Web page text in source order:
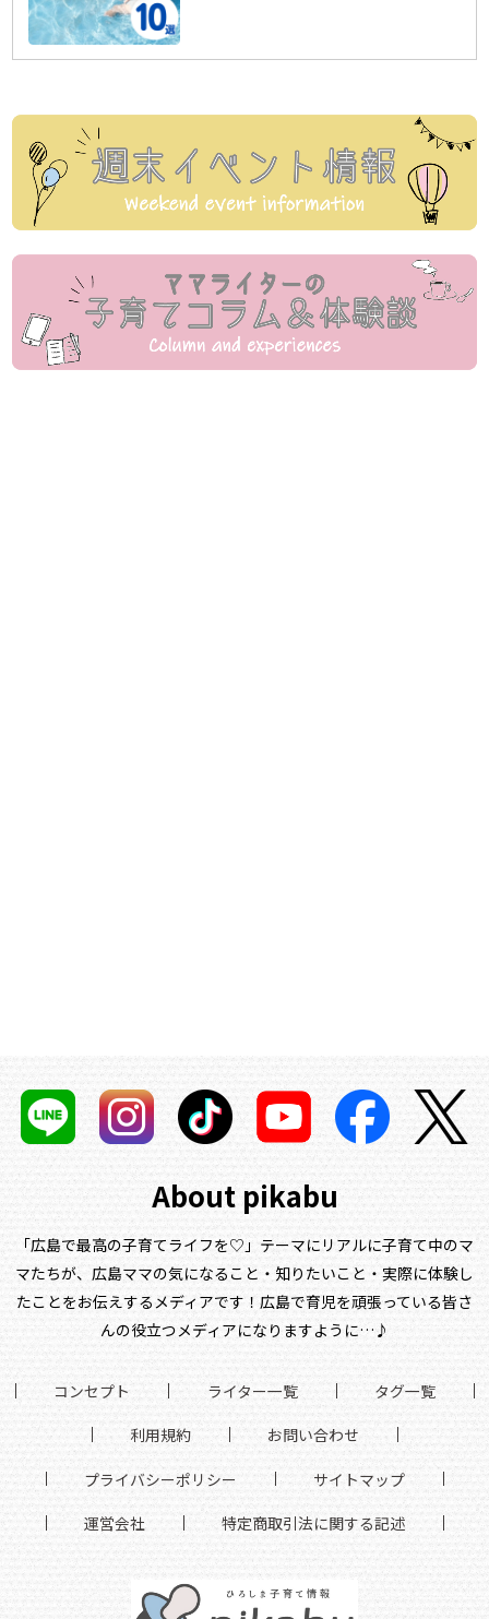
About pikabu
「広島で最高の子育てライフを♡」テーマにリアルに子育て中のマ
マたちが、 広島ママの気になること・知りたいこと・実際に体験し
たことをお伝えするメディアです！ 広島で育児を頑張っている皆さ
んの役立つメディアになりますように…♪
コンセプト ライター一覧 タグ一覧
利用規約 お問い合わせ
プライバシーポリシー サイトマップ
運営会社 特定商取引法に関する記述